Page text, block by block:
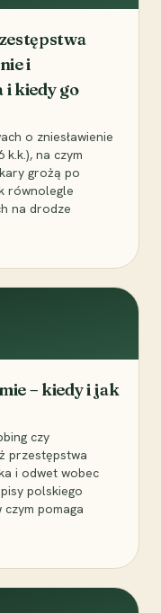
i
i kiedy go
o zniesławienie
k.k.), na czym
grożą po
równolegle
na drodze
– kiedy i jak
czy
przestępstwa
i odwet wobec
polskiego
pomaga